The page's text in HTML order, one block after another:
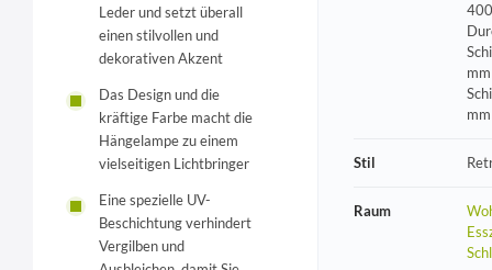
Leder und setzt überall
einen stilvollen und
dekorativen Akzent
Das Design und die
kräftige Farbe macht die
Hängelampe zu einem
vielseitigen Lichtbringer
Eine spezielle UV-
Beschichtung verhindert
Vergilben und
mm
Stil
Raum